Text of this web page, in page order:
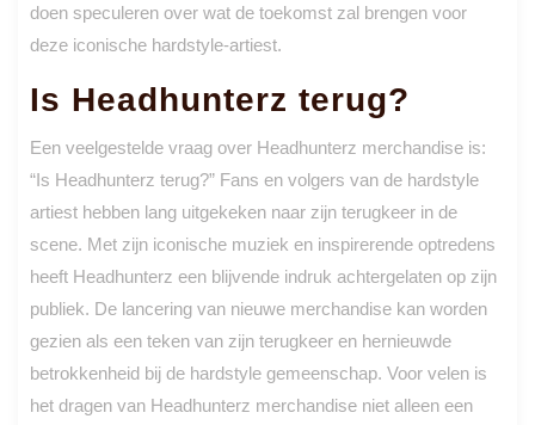
doen speculeren over wat de toekomst zal brengen voor
deze iconische hardstyle-artiest.
Is Headhunterz terug?
Een veelgestelde vraag over Headhunterz merchandise is:
“Is Headhunterz terug?” Fans en volgers van de hardstyle
artiest hebben lang uitgekeken naar zijn terugkeer in de
scene. Met zijn iconische muziek en inspirerende optredens
heeft Headhunterz een blijvende indruk achtergelaten op zijn
publiek. De lancering van nieuwe merchandise kan worden
gezien als een teken van zijn terugkeer en hernieuwde
betrokkenheid bij de hardstyle gemeenschap. Voor velen is
het dragen van Headhunterz merchandise niet alleen een